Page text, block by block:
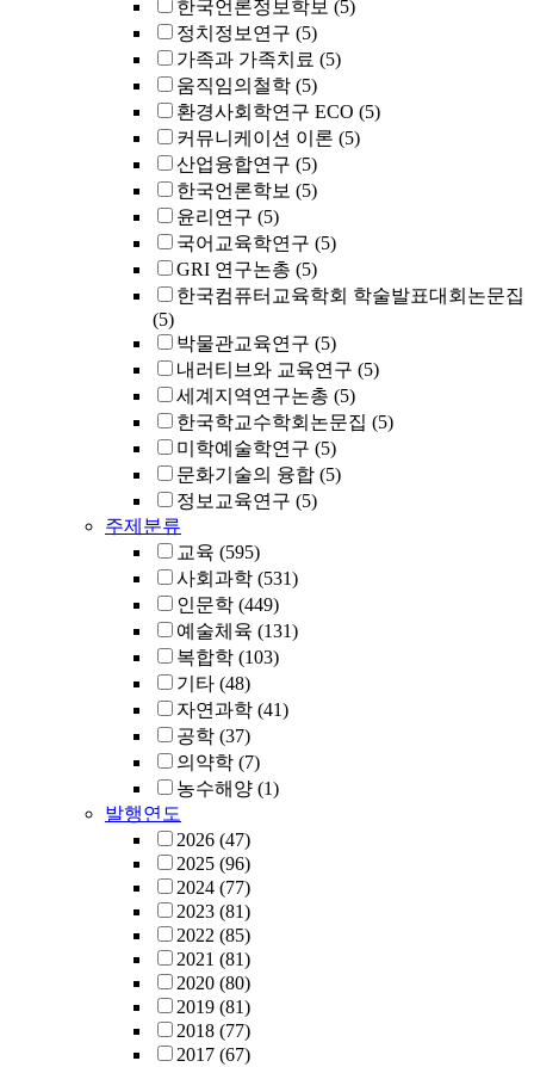
한국언론정보학보 (5)
정치정보연구 (5)
가족과 가족치료 (5)
움직임의철학 (5)
환경사회학연구 ECO (5)
커뮤니케이션 이론 (5)
산업융합연구 (5)
한국언론학보 (5)
윤리연구 (5)
국어교육학연구 (5)
GRI 연구논총 (5)
한국컴퓨터교육학회 학술발표대회논문집
(5)
박물관교육연구 (5)
내러티브와 교육연구 (5)
세계지역연구논총 (5)
한국학교수학회논문집 (5)
미학예술학연구 (5)
문화기술의 융합 (5)
정보교육연구 (5)
주제분류
교육 (595)
사회과학 (531)
인문학 (449)
예술체육 (131)
복합학 (103)
기타 (48)
자연과학 (41)
공학 (37)
의약학 (7)
농수해양 (1)
발행연도
2026 (47)
2025 (96)
2024 (77)
2023 (81)
2022 (85)
2021 (81)
2020 (80)
2019 (81)
2018 (77)
2017 (67)